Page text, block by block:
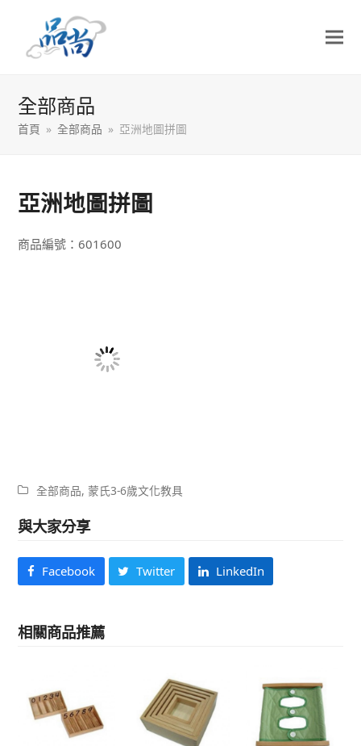
全部商品
首頁 » 全部商品 » 亞洲地圖拼圖
亞洲地圖拼圖
商品編號：601600
全部商品, 蒙氏3-6歲文化教具
與大家分享
Facebook Twitter LinkedIn
相關商品推薦